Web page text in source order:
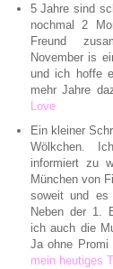
5 Jahre sind
nochmal 2
Freund
November is
und ich hoffe
mehr Jahre
Love
Ein kleiner
Wölkchen.
informiert zu
München von
soweit und
Neben der 1.
ich auch die
Ja ohne
mein heutiges